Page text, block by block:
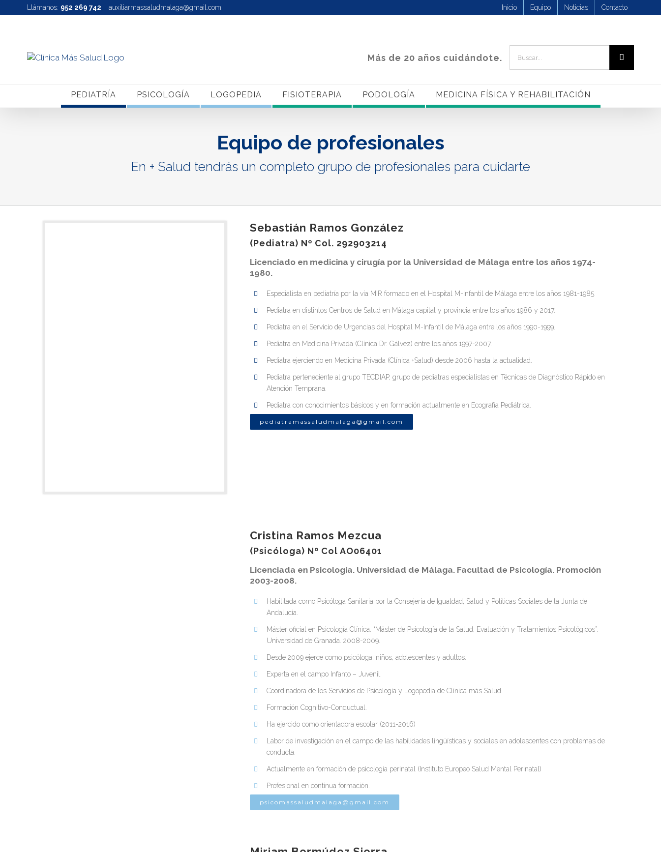
al
Llámanos: 952 269 742 auxiliarmassaludmalaga@gmail.com Inicio Equipo Noticias Contacto
Más de 20 años cuidándote.
PEDIATRÍA PSICOLOGÍA LOGOPEDIA FISIOTERAPIA PODOLOGÍA MEDICINA FÍSICA Y REHABILITACIÓN
Equipo de profesionales
En + Salud tendrás un completo grupo de profesionales para cuidarte
Sebastián Ramos González
(Pediatra) Nº Col. 292903214
Licenciado en medicina y cirugía por la Universidad de Málaga entre los años 1974-
1980.
Especialista en pediatría por la vía MIR formado en el Hospital M-Infantil de Málaga entre los años 1981-1985.
Pediatra en distintos Centros de Salud en Málaga capital y provincia entre los años 1986 y 2017.
Pediatra en el Servicio de Urgencias del Hospital M-Infantil de Málaga entre los años 1990-1999.
Pediatra en Medicina Privada (Clínica Dr. Gálvez) entre los años 1997-2007.
Pediatra ejerciendo en Medicina Privada (Clínica +Salud) desde 2006 hasta la actualidad.
Pediatra perteneciente al grupo TECDIAP, grupo de pediatras especialistas en Técnicas de Diagnóstico Rápido en
Atención Temprana.
Pediatra con conocimientos básicos y en formación actualmente en Ecografía Pediátrica.
pediatramassaludmalaga@gmail.com
Cristina Ramos Mezcua
(Psicóloga) Nº Col AO06401
Licenciada en Psicología. Universidad de Málaga. Facultad de Psicología. Promoción
2003-2008.
Habilitada como Psicóloga Sanitaria por la Consejería de Igualdad, Salud y Políticas Sociales de la Junta de
Andalucía.
Máster oficial en Psicología Clínica. “Máster de Psicología de la Salud, Evaluación y Tratamientos Psicológicos”.
Universidad de Granada. 2008-2009.
Desde 2009 ejerce como psicóloga: niños, adolescentes y adultos.
Experta en el campo Infanto – Juvenil.
Coordinadora de los Servicios de Psicología y Logopedia de Clínica más Salud.
Formación Cognitivo-Conductual.
Ha ejercido como orientadora escolar (2011-2016)
Labor de investigación en el campo de las habilidades lingüísticas y sociales en adolescentes con problemas de
conducta.
Actualmente en formación de psicología perinatal (Instituto Europeo Salud Mental Perinatal)
Profesional en continua formación.
psicomassaludmalaga@gmail.com